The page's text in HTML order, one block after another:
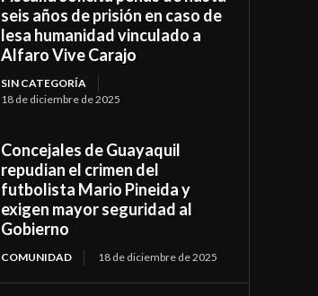
seis años de prisión en caso de
lesa humanidad vinculado a
Alfaro Vive Carajo
SIN CATEGORÍA
18 de diciembre de 2025
Concejales de Guayaquil
repudian el crimen del
futbolista Mario Pineida y
exigen mayor seguridad al
Gobierno
COMUNIDAD 18 de diciembre de 2025